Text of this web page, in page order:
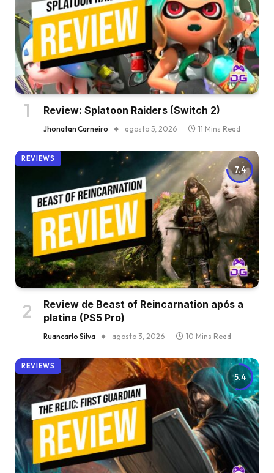
Review: Splatoon Raiders (Switch 2)
Jhonatan Carneiro agosto 5, 2026 11 Mins Read
7.4
REVIEWS
Review de Beast of Reincarnation após a
platina (PS5 Pro)
Ruancarlo Silva agosto 3, 2026 10 Mins Read
5.4
REVIEWS